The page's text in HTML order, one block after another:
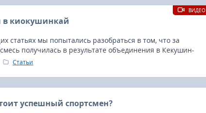
в киокушинкай
статьях мы попытались разобраться в том, что за
получилась в результате объединения в Кекушин-
методов Сюри-тэ и Наха-тэ, попытались сравнить
Статьи
ВИДЕО
успешный спортсмен?